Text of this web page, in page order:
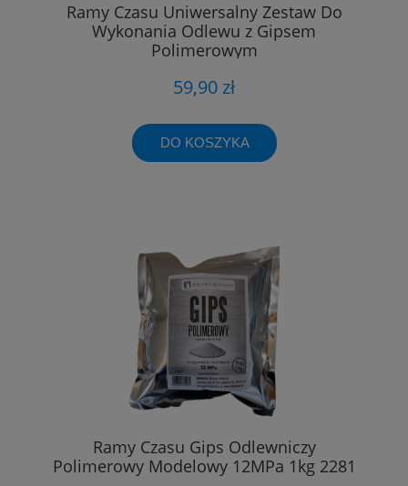
Ramy Czasu Uniwersalny Zestaw Do
Wykonania Odlewu z Gipsem
Polimerowym
59,90 zł
DO KOSZYKA
Ramy Czasu Gips Odlewniczy
Polimerowy Modelowy 12MPa 1kg 2281